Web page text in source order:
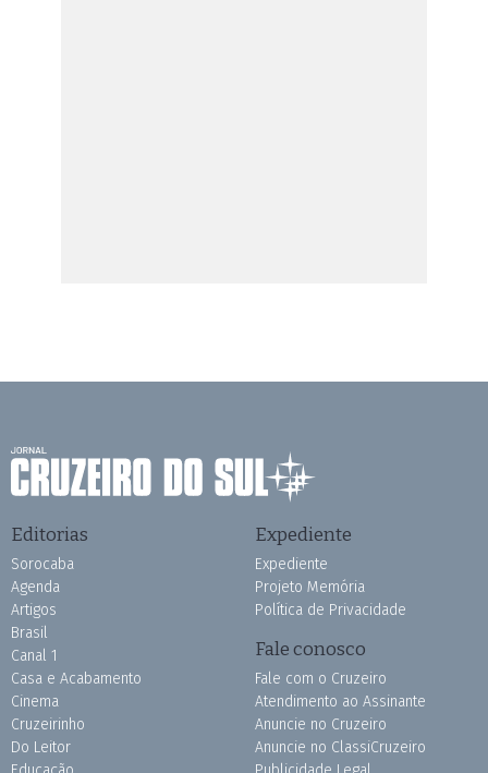
Editorias
Sorocaba
Agenda
Artigos
Brasil
Canal 1
Casa e Acabamento
Cinema
Cruzeirinho
Do Leitor
Expediente
Expediente
Projeto Memória
Política de Privacidade
Fale conosco
Fale com o Cruzeiro
Atendimento ao Assinante
Anuncie no Cruzeiro
Anuncie no ClassiCruzeiro